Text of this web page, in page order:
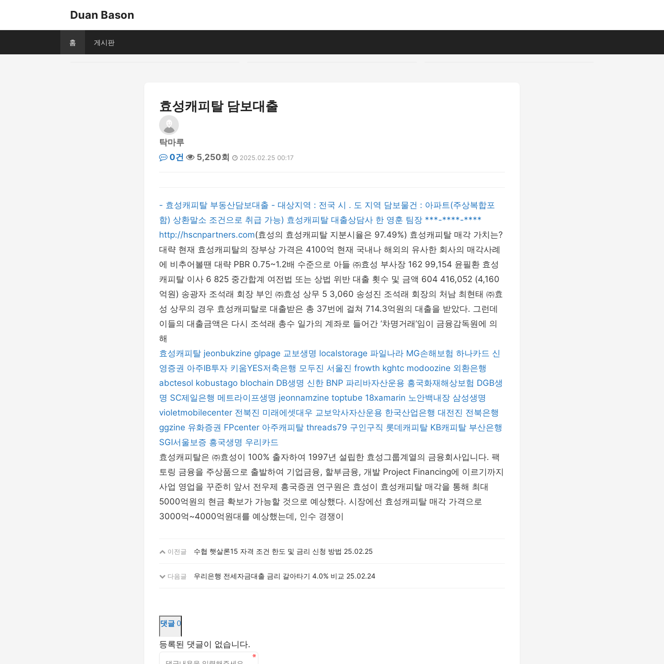
Duan Bason
홈 게시판
효성캐피탈 담보대출
탁마루
0건
5,250회 2025.02.25 00:17
- 효성캐피탈 부동산담보대출 - 대상지역 : 전국 시 . 도 지역 담보물건 : 아파트(주상복합포
함) 상환말소 조건으로 취급 가능) 효성캐피탈 대출상담사 한 영훈 팀장 ***-****-****
http://hscnpartners.com(효성의 효성캐피탈 지분시율은 97.49%) 효성캐피탈 매각 가치는?
대략 현재 효성캐피탈의 장부상 가격은 4100억 현재 국내나 해외의 유사한 회사의 매각사례
에 비추어볼땐 대략 PBR 0.75~1.2배 수준으로 아들 ㈜효성 부사장 162 99,154 윤필환 효성
캐피탈 이사 6 825 중간합계 여전법 또는 상법 위반 대출 횟수 및 금액 604 416,052 (4,160
억원) 송광자 조석래 회장 부인 ㈜효성 상무 5 3,060 송성진 조석래 회장의 처남 최현태 ㈜효
성 상무의 경우 효성캐피탈로 대출받은 총 37번에 걸쳐 714.3억원의 대출을 받았다. 그런데
이들의 대출금액은 다시 조석래 총수 일가의 계좌로 들어간 ‘차명거래’임이 금융감독원에 의
해
효성캐피탈 jeonbukzine glpage 교보생명 localstorage 파일나라 MG손해보험 하나카드 신
영증권 아주IB투자 키움YES저축은행 모두진 서울진 frowth kghtc modoozine 외환은행
abctesol kobustago blochain DB생명 신한 BNP 파리바자산운용 흥국화재해상보험 DGB생
명 SC제일은행 메트라이프생명 jeonnamzine toptube 18xamarin 노안백내장 삼성생명
violetmobilecenter 전북진 미래에셋대우 교보악사자산운용 한국산업은행 대전진 전북은행
ggzine 유화증권 FPcenter 아주캐피탈 threads79 구인구직 롯데캐피탈 KB캐피탈 부산은행
SGI서울보증 흥국생명 우리카드
효성캐피탈은 ㈜효성이 100% 출자하여 1997년 설립한 효성그룹계열의 금융회사입니다. 팩
토링 금융을 주상품으로 출발하여 기업금융, 할부금융, 개발 Project Financing에 이르기까지
사업 영업을 꾸준히 앞서 전우제 흥국증권 연구원은 효성이 효성캐피탈 매각을 통해 최대
5000억원의 현금 확보가 가능할 것으로 예상했다. 시장에선 효성캐피탈 매각 가격으로
3000억~4000억원대를 예상했는데, 인수 경쟁이
이전글 수협 햇살론15 자격 조건 한도 및 금리 신청 방법 25.02.25
다음글 우리은행 전세자금대출 금리 갈아타기 4.0% 비교 25.02.24
댓글 0
등록된 댓글이 없습니다.